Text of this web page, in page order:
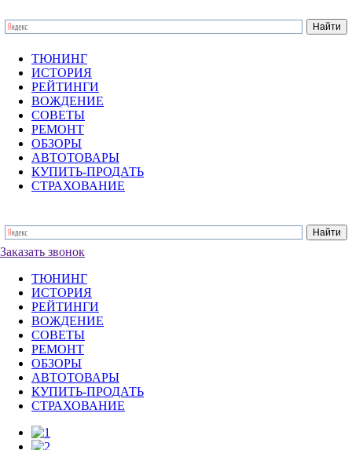
ТЮНИНГ
ИСТОРИЯ
РЕЙТИНГИ
ВОЖДЕНИЕ
СОВЕТЫ
РЕМОНТ
ОБЗОРЫ
АВТОТОВАРЫ
КУПИТЬ-ПРОДАТЬ
СТРАХОВАНИЕ
Заказать звонок
ТЮНИНГ
ИСТОРИЯ
РЕЙТИНГИ
ВОЖДЕНИЕ
СОВЕТЫ
РЕМОНТ
ОБЗОРЫ
АВТОТОВАРЫ
КУПИТЬ-ПРОДАТЬ
СТРАХОВАНИЕ